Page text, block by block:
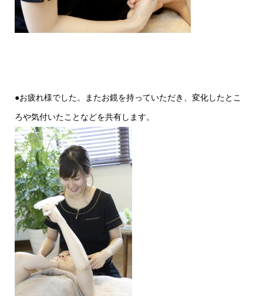
●お疲れ様でした。またお鏡を持っていただき、変化したとこ
ろや気付いたことなどを共有します。